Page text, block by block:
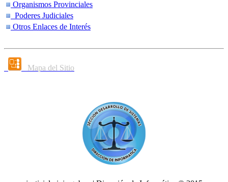
Organismos Provinciales
Poderes Judiciales
Otros Enlaces de Interés
Mapa del Sitio